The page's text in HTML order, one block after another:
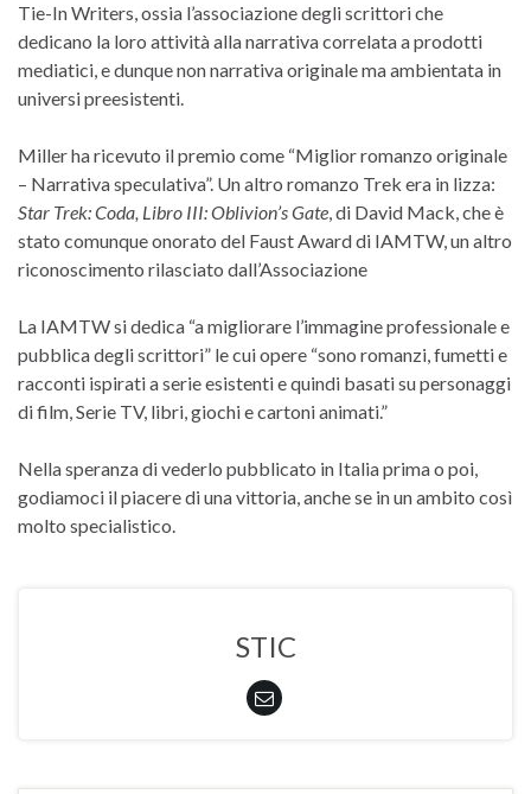
Tie-In Writers, ossia l’associazione degli scrittori che
dedicano la loro attività alla narrativa correlata a prodotti
mediatici, e dunque non narrativa originale ma ambientata in
universi preesistenti.
Miller ha ricevuto il premio come “Miglior romanzo originale
– Narrativa speculativa”. Un altro romanzo Trek era in lizza:
Star Trek: Coda, Libro III: Oblivion’s Gate, di David Mack, che è
stato comunque onorato del Faust Award di IAMTW, un altro
riconoscimento rilasciato dall’Associazione
La IAMTW si dedica “a migliorare l’immagine professionale e
pubblica degli scrittori” le cui opere “sono romanzi, fumetti e
racconti ispirati a serie esistenti e quindi basati su personaggi
di film, Serie TV, libri, giochi e cartoni animati.”
Nella speranza di vederlo pubblicato in Italia prima o poi,
godiamoci il piacere di una vittoria, anche se in un ambito così
molto specialistico.
STIC